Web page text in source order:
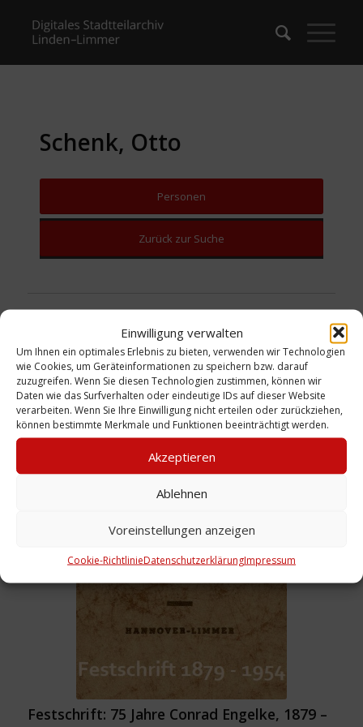
Einwilligung verwalten
Um Ihnen ein optimales Erlebnis zu bieten, verwenden wir Technologien
wie Cookies, um Geräteinformationen zu speichern bzw. darauf
zuzugreifen. Wenn Sie diesen Technologien zustimmen, können wir
Daten wie das Surfverhalten oder eindeutige IDs auf dieser Website
verarbeiten. Wenn Sie Ihre Einwilligung nicht erteilen oder zurückziehen,
können bestimmte Merkmale und Funktionen beeinträchtigt werden.
Akzeptieren
Ablehnen
Voreinstellungen anzeigen
Cookie-RichtlinieDatenschutzerklärungImpressum
Schenk, Otto
Personen
Zurück zur Suche
Foto: Otto Schenk, 1954
Festschrift: 75 Jahre Conrad Engelke, 1879 –